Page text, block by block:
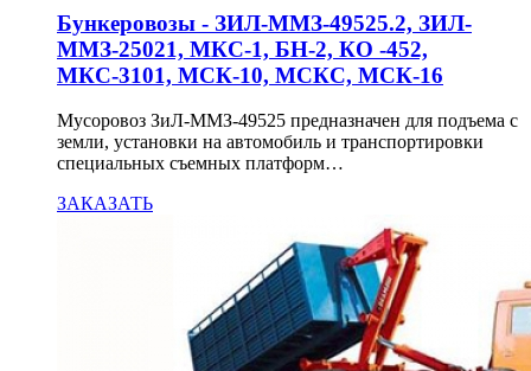
Бункеровозы - ЗИЛ-ММЗ-49525.2, ЗИЛ-
ММЗ-25021, МКС-1, БН-2, КО -452,
МКС-3101, МСК-10, МСКС, МСК-16
Мусоровоз ЗиЛ-ММЗ-49525 предназначен для подъема с
земли, установки на автомобиль и транспортировки
специальных съемных платформ…
ЗАКАЗАТЬ